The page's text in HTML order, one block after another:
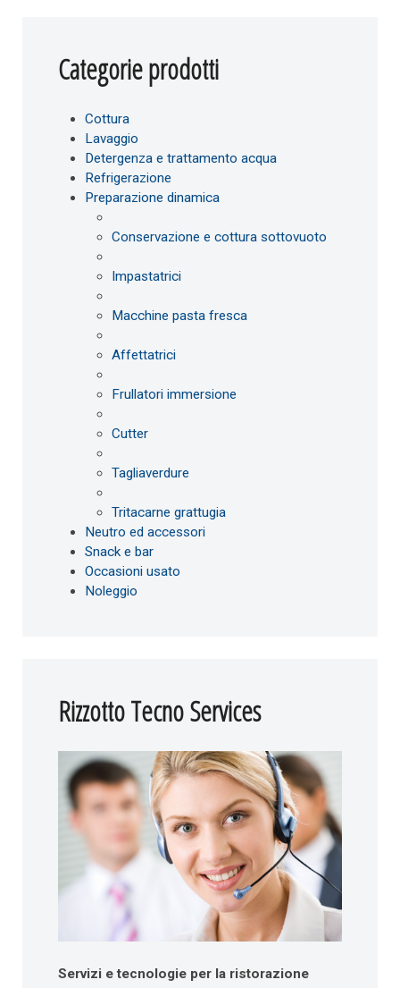
Categorie prodotti
Cottura
Lavaggio
Detergenza e trattamento acqua
Refrigerazione
Preparazione dinamica
Conservazione e cottura sottovuoto
Impastatrici
Macchine pasta fresca
Affettatrici
Frullatori immersione
Cutter
Tagliaverdure
Tritacarne grattugia
Neutro ed accessori
Snack e bar
Occasioni usato
Noleggio
Rizzotto Tecno Services
Servizi e tecnologie per la ristorazione